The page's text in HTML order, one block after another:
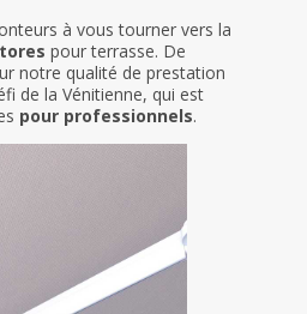
à vous tourner vers la
pour terrasse. De
notre qualité de prestation
de la Vénitienne, qui est
pour professionnels.